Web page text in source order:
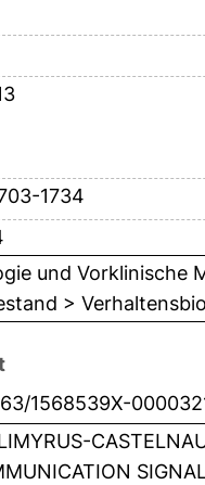
1734
und Vorklinische
>
1568539X-